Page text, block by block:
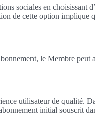
sociales en
de cette option
le Membre
utilisateur de qualité.
initial souscrit